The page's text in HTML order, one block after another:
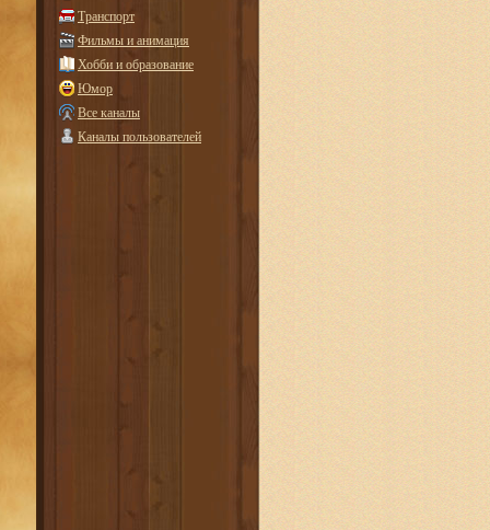
Транспорт
Фильмы и анимация
Хобби и образование
Юмор
Все каналы
Каналы пользователей